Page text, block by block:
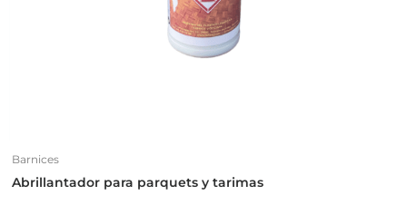
Barnices
Abrillantador para parquets y tarimas